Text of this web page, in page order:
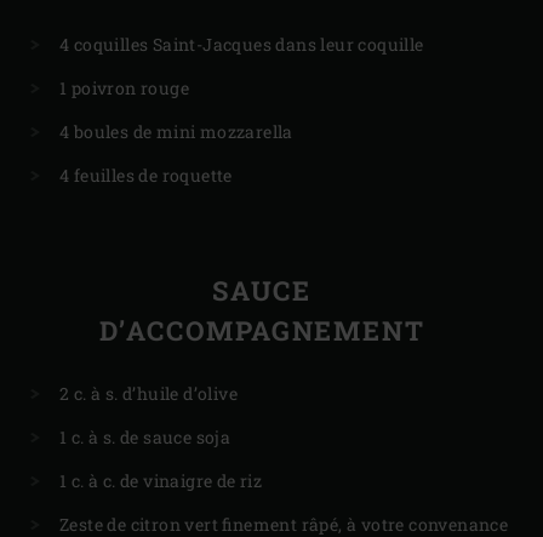
4 coquilles Saint-Jacques dans leur coquille
1 poivron rouge
4 boules de mini mozzarella
4 feuilles de roquette
SAUCE
D’ACCOMPAGNEMENT
2 c. à s. d’huile d’olive
1 c. à s. de sauce soja
1 c. à c. de vinaigre de riz
Zeste de citron vert finement râpé, à votre convenance